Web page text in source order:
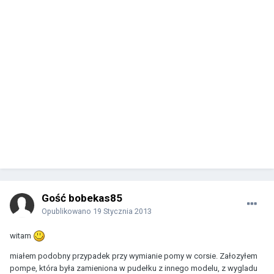
Gość bobekas85
Opublikowano 19 Stycznia 2013
witam
miałem podobny przypadek przy wymianie pomy w corsie. Załozyłem
pompe, która była zamieniona w pudełku z innego modelu, z wygladu